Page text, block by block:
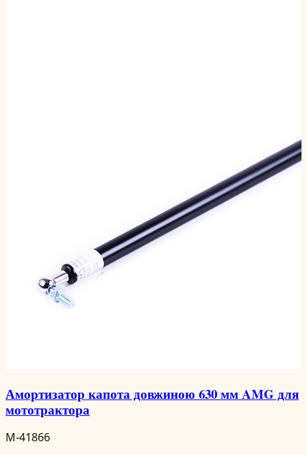
Амортизатор капота довжиною 630 мм AMG для
мототрактора
M-41866